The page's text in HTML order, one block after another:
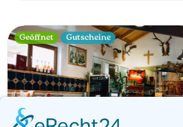
Geöffnet Gutscheine